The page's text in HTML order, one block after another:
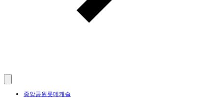
중앙공원롯데캐슬